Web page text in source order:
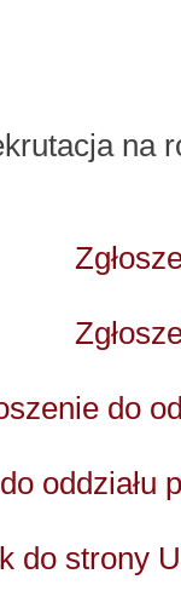
na
do
do strony